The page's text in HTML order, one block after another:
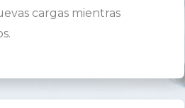
cargas mientras